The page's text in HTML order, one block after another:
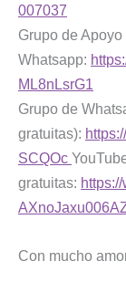
007037
Grupo de
Whatsapp:
ML8nLsrG1
Grupo de
gratuitas):
SCQOc
gratuitas:
Con mucho